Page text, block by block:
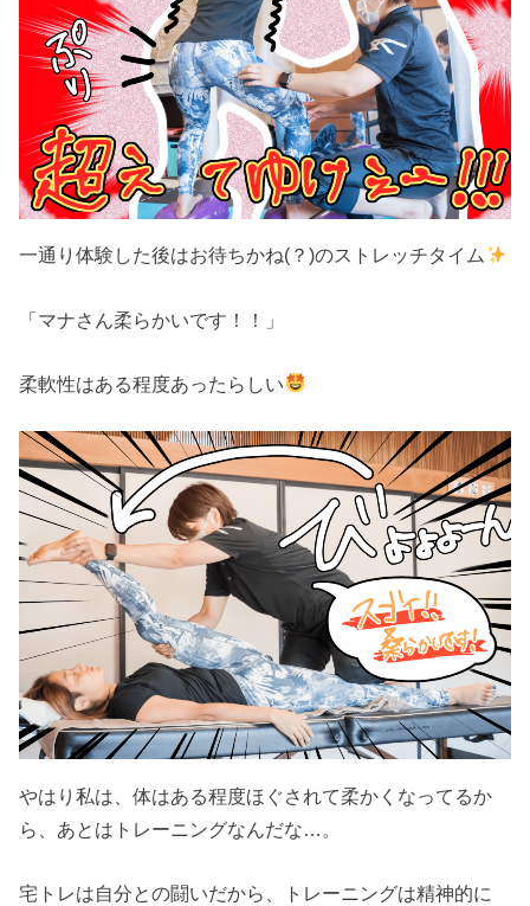
一通り体験した後はお待ちかね(？)のストレッチタイム
「マナさん柔らかいです！！」
柔軟性はある程度あったらしい
やはり私は、体はある程度ほぐされて柔かくなってるか
ら、あとはトレーニングなんだな…。
宅トレは自分との闘いだから、トレーニングは精神的に